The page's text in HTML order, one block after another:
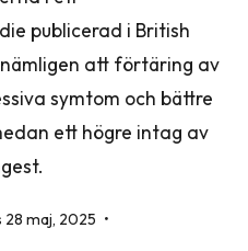
publicerad i British
att förtäring av
symtom och bättre
ett högre intag av
maj, 2025 •